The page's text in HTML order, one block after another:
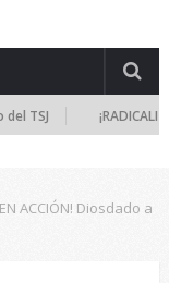
¡RADICALIZA
ACCIÓN! Diosdado a